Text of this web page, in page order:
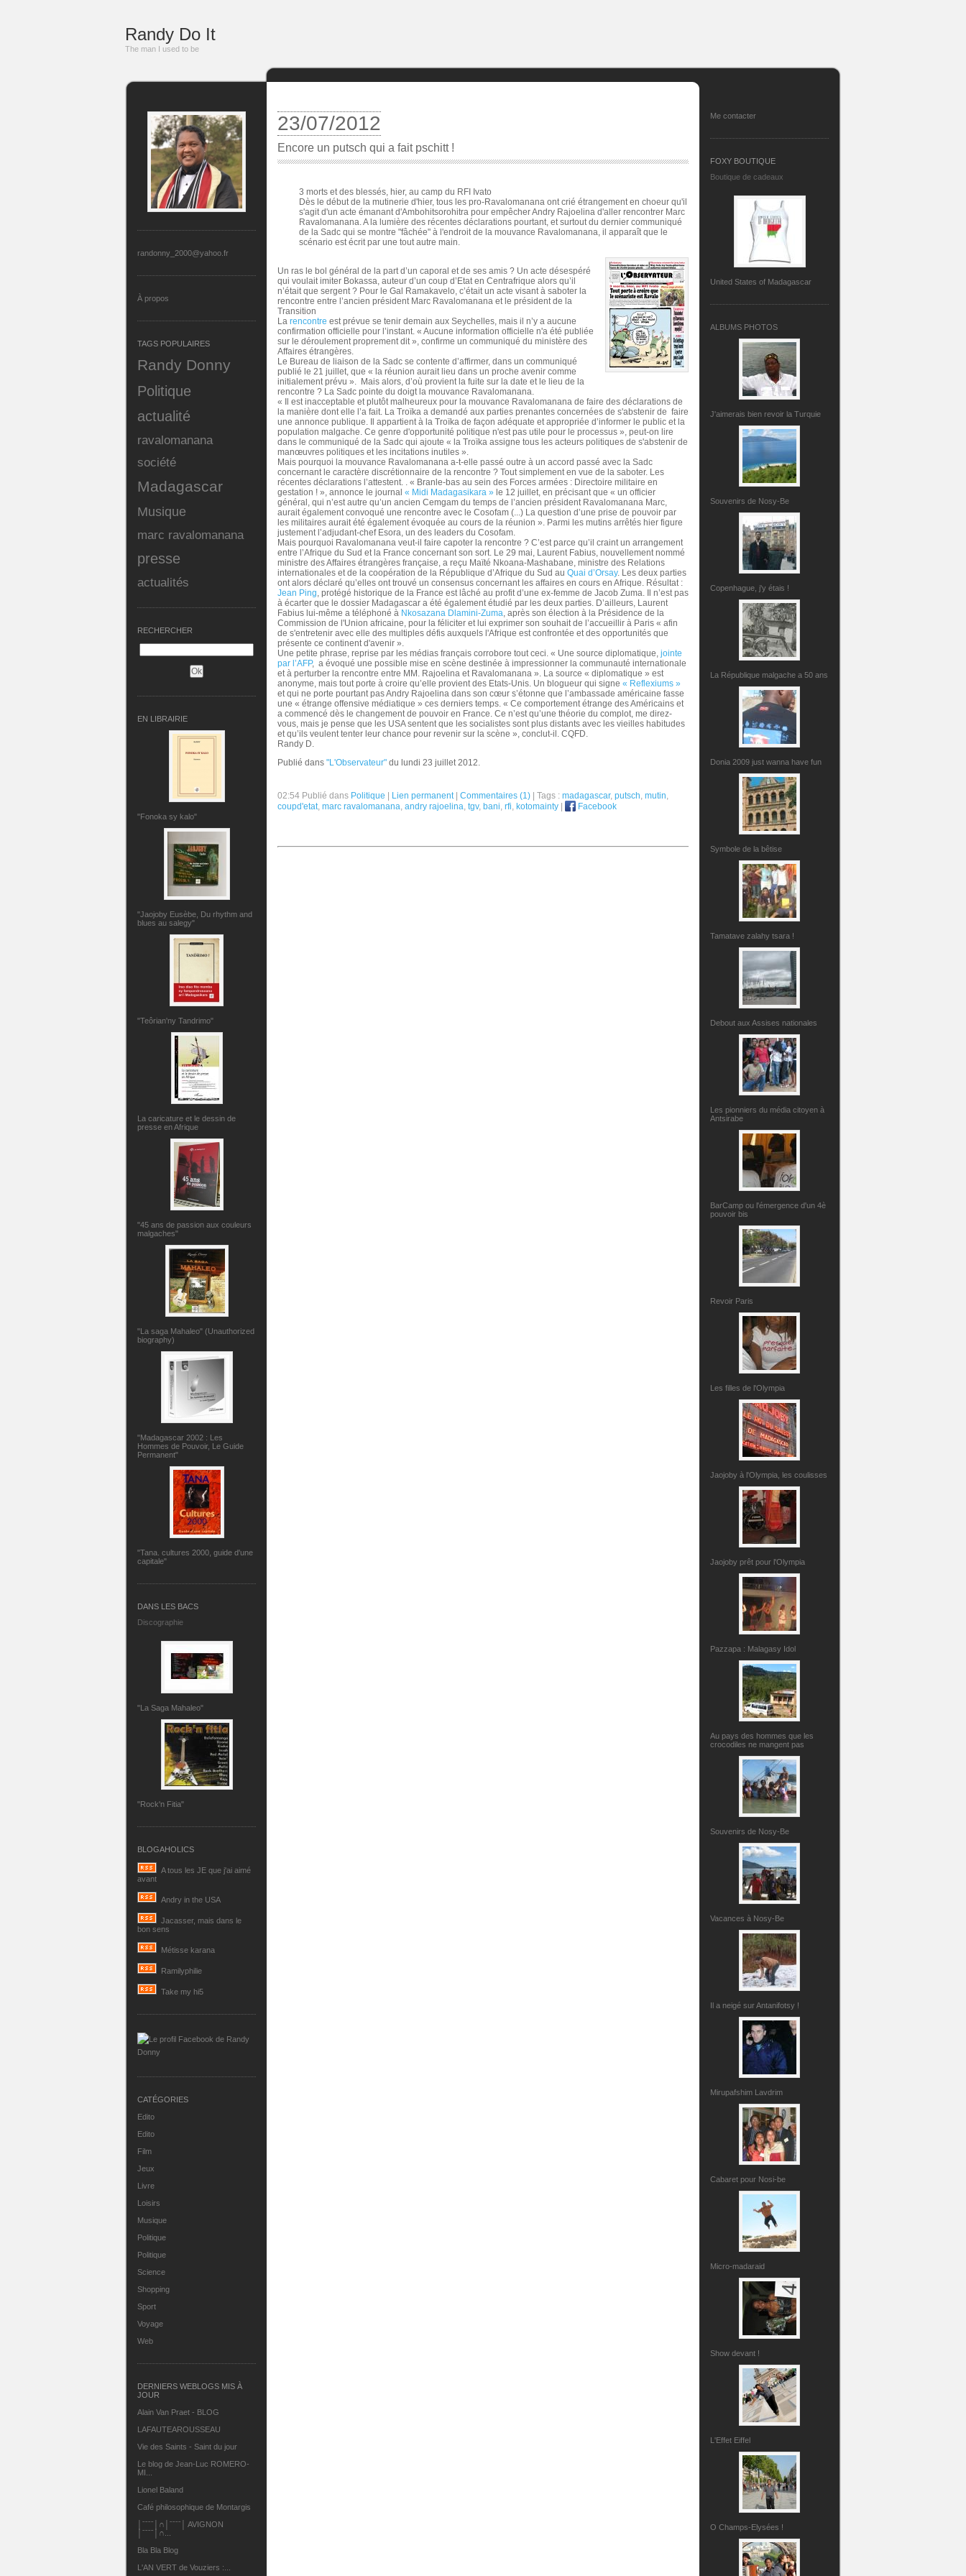
Randy Do It
The man I used to be
randonny_2000@yahoo.fr
À propos
TAGS POPULAIRES
Randy Donny
Politique
actualité
ravalomanana
société
Madagascar
Musique
marc ravalomanana
presse
actualités
RECHERCHER
EN LIBRAIRIE
"Fonoka sy kalo"
"Jaojoby Eusèbe, Du rhythm and
blues au salegy"
"Teôrian'ny Tandrimo"
La caricature et le dessin de
presse en Afrique
"45 ans de passion aux couleurs
malgaches"
"La saga Mahaleo" (Unauthorized
biography)
"Madagascar 2002 : Les
Hommes de Pouvoir, Le Guide
Permanent"
"Tana. cultures 2000, guide d'une
capitale"
DANS LES BACS
Discographie
"La Saga Mahaleo"
"Rock'n Fitia"
BLOGAHOLICS
A tous les JE que j'ai aimé
avant
Andry in the USA
Jacasser, mais dans le
bon sens
Métisse karana
Ramilyphilie
Take my hi5
CATÉGORIES
Edito
Edito
Film
Jeux
Livre
Loisirs
Musique
Politique
Politique
Science
Shopping
Sport
Voyage
Web
DERNIERS WEBLOGS MIS À
JOUR
Alain Van Praet - BLOG
LAFAUTEAROUSSEAU
Vie des Saints - Saint du jour
Le blog de Jean-Luc ROMERO-
MI...
Lionel Baland
Café philosophique de Montargis
│ˉˉˉˉ│∩│ˉˉˉˉ│ AVIGNON
│ˉˉˉˉ│∩...
Bla Bla Blog
L'AN VERT de Vouziers :...
Me contacter
FOXY BOUTIQUE
Boutique de cadeaux
United States of Madagascar
ALBUMS PHOTOS
J'aimerais bien revoir la Turquie
Souvenirs de Nosy-Be
Copenhague, j'y étais !
La République malgache a 50 ans
Donia 2009 just wanna have fun
Symbole de la bêtise
Tamatave zalahy tsara !
Debout aux Assises nationales
Les pionniers du média citoyen à
Antsirabe
BarCamp ou l'émergence d'un 4è
pouvoir bis
Revoir Paris
Les filles de l'Olympia
Jaojoby à l'Olympia, les coulisses
Jaojoby prêt pour l'Olympia
Pazzapa : Malagasy Idol
Au pays des hommes que les
crocodiles ne mangent pas
Souvenirs de Nosy-Be
Vacances à Nosy-Be
Il a neigé sur Antanifotsy !
Mirupafshim Lavdrim
Cabaret pour Nosi-be
Micro-madaraid
Show devant !
L'Effet Eiffel
O Champs-Elysées !
23/07/2012
Encore un putsch qui a fait pschitt !
3 morts et des blessés, hier, au camp du RFI Ivato
Dès le début de la mutinerie d'hier, tous les pro-Ravalomanana ont crié étrangement en choeur qu'il
s'agit d'un acte émanant d'Ambohitsorohitra pour empêcher Andry Rajoelina d'aller rencontrer Marc
Ravalomanana. A la lumière des récentes déclarations pourtant, et surtout du dernier communiqué
de la Sadc qui se montre "fâchée" à l'endroit de la mouvance Ravalomanana, il apparaît que le
scénario est écrit par une tout autre main.
Un ras le bol général de la part d’un caporal et de ses amis ? Un acte désespéré
qui voulait imiter Bokassa, auteur d’un coup d’Etat en Centrafrique alors qu’il
n’était que sergent ? Pour le Gal Ramakavelo, c’était un acte visant à saboter la
rencontre entre l’ancien président Marc Ravalomanana et le président de la
Transition
La rencontre est prévue se tenir demain aux Seychelles, mais il n’y a aucune
confirmation officielle pour l’instant. « Aucune information officielle n'a été publiée
sur le déroulement proprement dit », confirme un communiqué du ministère des
Affaires étrangères.
Le Bureau de liaison de la Sadc se contente d’affirmer, dans un communiqué
publié le 21 juillet, que « la réunion aurait lieu dans un proche avenir comme
initialement prévu ». Mais alors, d’où provient la fuite sur la date et le lieu de la
rencontre ? La Sadc pointe du doigt la mouvance Ravalomanana.
« Il est inacceptable et plutôt malheureux pour la mouvance Ravalomanana de faire des déclarations de
la manière dont elle l’a fait. La Troïka a demandé aux parties prenantes concernées de s'abstenir de faire
une annonce publique. Il appartient à la Troïka de façon adéquate et appropriée d’informer le public et la
population malgache. Ce genre d'opportunité politique n'est pas utile pour le processus », peut-on lire
dans le communiqué de la Sadc qui ajoute « la Troïka assigne tous les acteurs politiques de s'abstenir de
manœuvres politiques et les incitations inutiles ».
Mais pourquoi la mouvance Ravalomanana a-t-elle passé outre à un accord passé avec la Sadc
concernant le caractère discrétionnaire de la rencontre ? Tout simplement en vue de la saboter. Les
récentes déclarations l’attestent. . « Branle-bas au sein des Forces armées : Directoire militaire en
gestation ! », annonce le journal « Midi Madagasikara » le 12 juillet, en précisant que « un officier
général, qui n’est autre qu’un ancien Cemgam du temps de l’ancien président Ravalomanana Marc,
aurait également convoqué une rencontre avec le Cosofam (...) La question d’une prise de pouvoir par
les militaires aurait été également évoquée au cours de la réunion ». Parmi les mutins arrêtés hier figure
justement l’adjudant-chef Esora, un des leaders du Cosofam.
Mais pourquoi Ravalomanana veut-il faire capoter la rencontre ? C’est parce qu’il craint un arrangement
entre l’Afrique du Sud et la France concernant son sort. Le 29 mai, Laurent Fabius, nouvellement nommé
ministre des Affaires étrangères française, a reçu Maïté Nkoana-Mashabane, ministre des Relations
internationales et de la coopération de la République d’Afrique du Sud au Quai d’Orsay. Les deux parties
ont alors déclaré qu’elles ont trouvé un consensus concernant les affaires en cours en Afrique. Résultat :
Jean Ping, protégé historique de la France est lâché au profit d’une ex-femme de Jacob Zuma. Il n’est pas
à écarter que le dossier Madagascar a été également étudié par les deux parties. D’ailleurs, Laurent
Fabius lui-même a téléphoné à Nkosazana Dlamini-Zuma, après son élection à la Présidence de la
Commission de l'Union africaine, pour la féliciter et lui exprimer son souhait de l’accueillir à Paris « afin
de s'entretenir avec elle des multiples défis auxquels l'Afrique est confrontée et des opportunités que
présente ce continent d'avenir ».
Une petite phrase, reprise par les médias français corrobore tout ceci. « Une source diplomatique, jointe
par l’AFP, a évoqué une possible mise en scène destinée à impressionner la communauté internationale
et à perturber la rencontre entre MM. Rajoelina et Ravalomanana ». La source « diplomatique » est
anonyme, mais tout porte à croire qu’elle provient des Etats-Unis. Un blogueur qui signe « Reflexiums »
et qui ne porte pourtant pas Andry Rajoelina dans son cœur s’étonne que l’ambassade américaine fasse
une « étrange offensive médiatique » ces derniers temps. « Ce comportement étrange des Américains et
a commencé dès le changement de pouvoir en France. Ce n’est qu’une théorie du complot, me direz-
vous, mais je pense que les USA sentent que les socialistes sont plus distants avec les vieilles habitudes
et qu’ils veulent tenter leur chance pour revenir sur la scène », conclut-il. CQFD.
Randy D.
Publié dans "L'Observateur" du lundi 23 juillet 2012.
02:54 Publié dans Politique Lien permanent| Commentaires (1) | Tags : madagascar, putsch, mutin,
coupd'etat, marc ravalomanana, andry rajoelina, tgv, bani, rfi, kotomainty Facebook